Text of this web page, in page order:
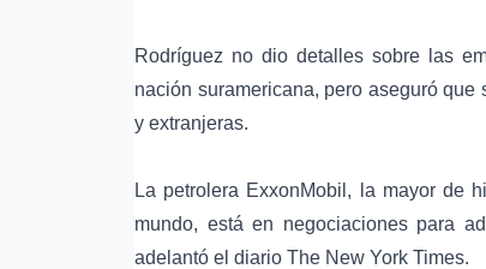
Rodríguez no dio detalles sobre las
nación suramericana, pero aseguró
y extranjeras.
La petrolera ExxonMobil , la mayor de
mundo, está en negociaciones para
adelantó el diario The New York Times.